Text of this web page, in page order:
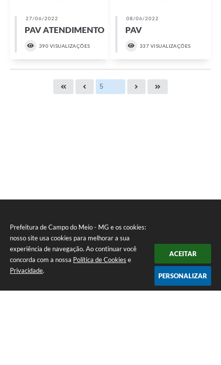
Prefeitura de Campo do Meio - MG e os cookies:
nosso site usa cookies para melhorar a sua
experiência de navegação. Ao continuar você
concorda com a nossa Política de Cookies e
Privacidade.
ACEITAR
PERSONALIZAR
27/06/2022
PAV ATENDIMENTO
390 VISUALIZAÇÕES
08/06/2022
PAV
337 VISUALIZAÇÕES